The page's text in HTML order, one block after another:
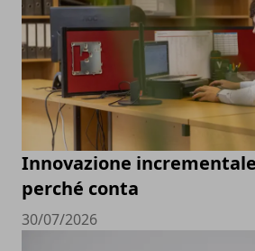
Innovazione
perché conta
30/07/2026